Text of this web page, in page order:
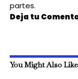
partes.
Deja tu
You Might Also Like